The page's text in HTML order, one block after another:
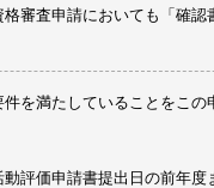
格審査申請においても「確認
を満たしていることをこの
動評価申請書提出日の前年度